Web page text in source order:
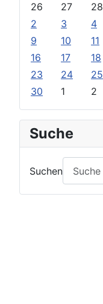
26
27 28
2
3 4
9
10 11
16
17 18
23
24 25
30
1 2
Suche
Suchen